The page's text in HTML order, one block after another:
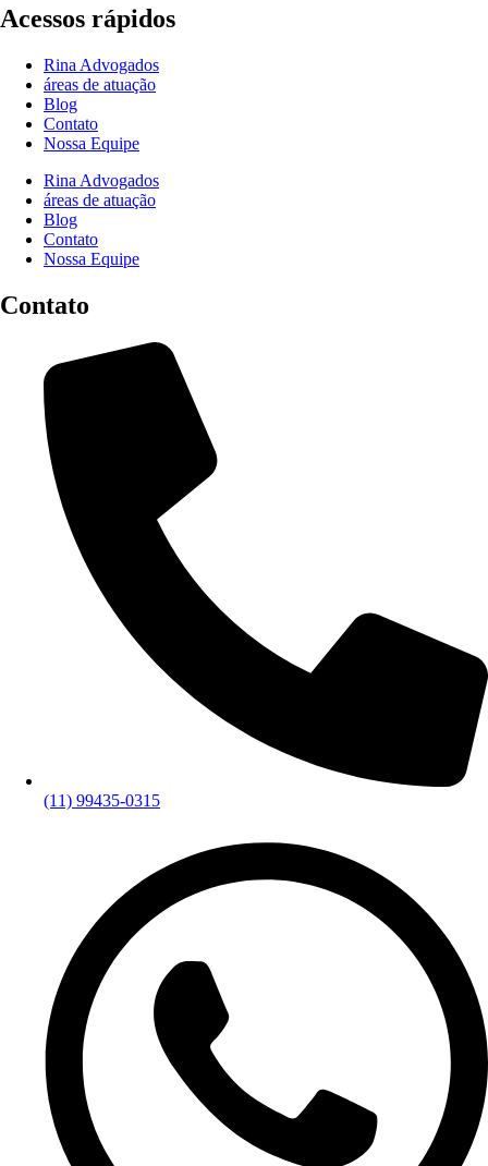
Acessos rápidos
Rina Advogados
áreas de atuação
Blog
Contato
Nossa Equipe
Rina Advogados
áreas de atuação
Blog
Contato
Nossa Equipe
Contato
(11) 99435-0315